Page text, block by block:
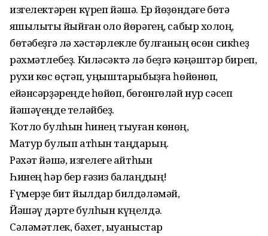
изгелектәрен күреп йәшә. Ер йөҙөндәге бөтә
яҡшылыҡты йыйған оло йөрәгең, сабыр холҡоң,
бөтәбеҙгә лә хәстәрлекле булғаның өсөн сикһеҙ
рәхмәтлебеҙ. Киләсәктә лә беҙгә кәңәштәр биреп,
рухи көс өҫтәп, уңыштарыбыҙға һөйөнөп,
ейәнсәрҙәреңде һөйөп, бөгөнгөләй нур сәсеп
йәшәүеңде теләйбеҙ.
Ҡотло булһын һинең тыуған көнөң,
Матур булып атһын таңдарың.
Рәхәт йәшә, изгелеге ҡайтһын
Һинең һәр бер ғәзиз балаңдың!
Ғүмерҙе бит йылдар билдәләмәй,
Йәшәү дәрте булһын күңелдә.
Сәләмәтлек, бәхет, ҡыуаныстар